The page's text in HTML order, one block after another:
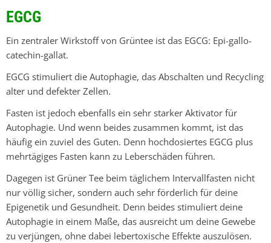
EGCG
Ein zentraler Wirkstoff von Grüntee ist das EGCG: Epi-gallo-
catechin-gallat.
EGCG stimuliert die Autophagie, das Abschalten und Recycling
alter und defekter Zellen.
Fasten ist jedoch ebenfalls ein sehr starker Aktivator für
Autophagie. Und wenn beides zusammen kommt, ist das
häufig ein zuviel des Guten. Denn hochdosiertes EGCG plus
mehrtägiges Fasten kann zu Leberschäden führen.
Dagegen ist Grüner Tee beim täglichem Intervallfasten nicht
nur völlig sicher, sondern auch sehr förderlich für deine
Epigenetik und Gesundheit. Denn beides stimuliert deine
Autophagie in einem Maße, das ausreicht um deine Gewebe
zu verjüngen, ohne dabei lebertoxische Effekte auszulösen.